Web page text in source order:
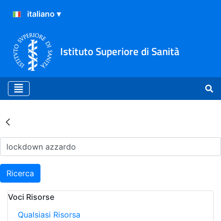
Istituto Superiore di Sanità
Risultati della Ricerca -
Ricerca
Voci Risorse
Qualsiasi Risorsa